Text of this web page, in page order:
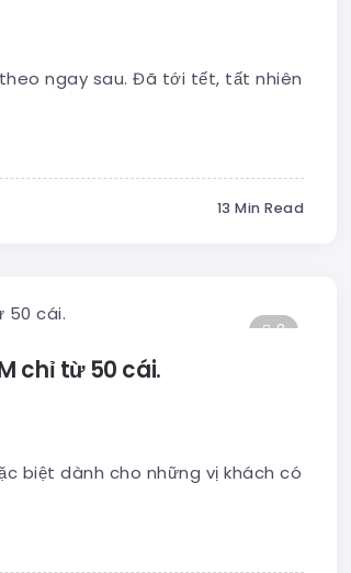
ngay sau. Đã tới tết, tất nhiên
13 Min Read
8
chỉ từ 50 cái.
biệt dành cho những vị khách có